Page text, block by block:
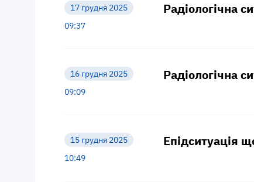
17 грудня 2025
09:37
Радіологічна
16 грудня 2025
09:09
Радіологічна
15 грудня 2025
10:49
Епідситуація